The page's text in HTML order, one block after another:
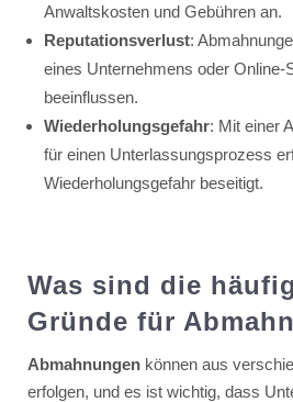
Anwaltskosten und Gebühren an.
Reputationsverlust:
eines Unternehmens oder Online-
beeinflussen.
Wiederholungsgefahr: Mit einer
für einen Unterlassungsprozess
Wiederholungsgefahr beseitigt.
Was sind die
Gründe für
Abmahnungenkönnen aus
erfolgen, und es ist wichtig, dass